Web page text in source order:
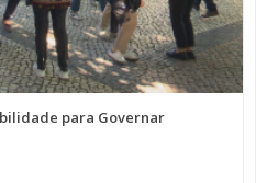
para Governar